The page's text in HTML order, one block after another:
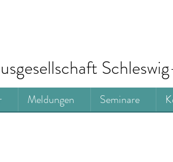
Meldungen Seminare